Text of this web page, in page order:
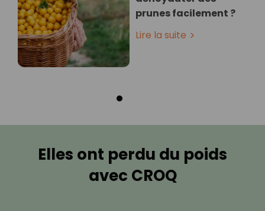
prunes facilement ?
Lire la suite
Elles ont perdu du poids
avec CROQ